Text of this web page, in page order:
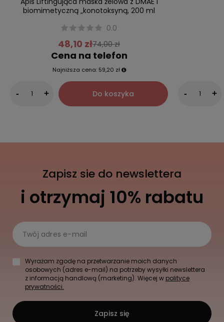
biomimetyczną „konotoksyną, 200 ml
0.0
48,10 zł74,00 zł
Cena na telefon
Najniższa cena: 59,20 zł
- + Do koszyka - +
Zapisz sie do newslettera
i otrzymaj 10% rabatu
Twój adres e-mail
Wyrażam zgodę na przetwarzanie moich danych
osobowych (adres e-mail) na potrzeby wysyłki newslettera
z informacją handlową (marketing). Więcej w polityce
prywatności.
Zapisz się